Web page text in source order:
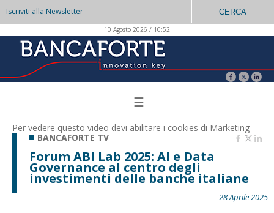
Iscriviti alla Newsletter CERCA
10 Agosto 2026 / 10:52
☰
Per vedere questo video devi abilitare i cookies di Marketing
BANCAFORTE TV
Forum ABI Lab 2025: AI e Data
Governance al centro degli
investimenti delle banche italiane
28 Aprile 2025